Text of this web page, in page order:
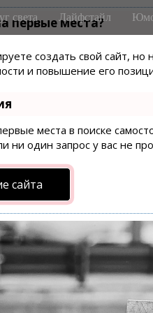
первые места?
создать свой сайт,
и повышение его
места в поиске
ни один запрос у вас не
сайта
света Лайфстайл